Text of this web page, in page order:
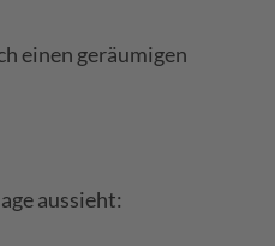
einen geräumigen
aussieht: